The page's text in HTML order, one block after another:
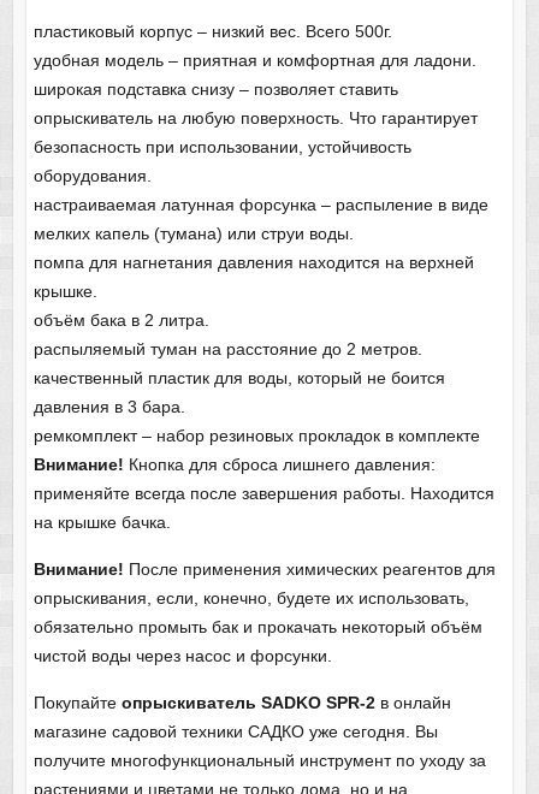
пластиковый корпус – низкий вес. Всего 500г.
удобная модель – приятная и комфортная для ладони.
широкая подставка снизу – позволяет ставить
опрыскиватель на любую поверхность. Что гарантирует
безопасность при использовании, устойчивость
оборудования.
настраиваемая латунная форсунка – распыление в виде
мелких капель (тумана) или струи воды.
помпа для нагнетания давления находится на верхней
крышке.
объём бака в 2 литра.
распыляемый туман на расстояние до 2 метров.
качественный пластик для воды, который не боится
давления в 3 бара.
ремкомплект – набор резиновых прокладок в комплекте
Внимание! Кнопка для сброса лишнего давления:
применяйте всегда после завершения работы. Находится
на крышке бачка.
Внимание! После применения химических реагентов для
опрыскивания, если, конечно, будете их использовать,
обязательно промыть бак и прокачать некоторый объём
чистой воды через насос и форсунки.
Покупайте опрыскиватель SADKO SPR-2 в онлайн
магазине садовой техники САДКО уже сегодня. Вы
получите многофункциональный инструмент по уходу за
растениями и цветами не только дома, но и на